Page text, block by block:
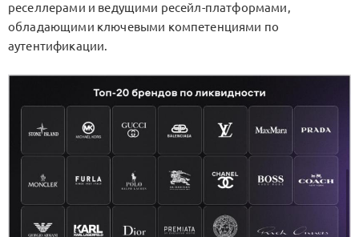
реселлерами и ведущими ресейл-платформами,
обладающими ключевыми компетенциями по
аутентификации.